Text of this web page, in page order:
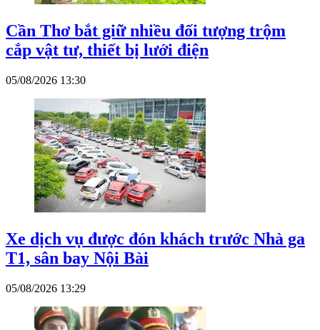
Cần Thơ bắt giữ nhiều đối tượng trộm
cắp vật tư, thiết bị lưới điện
05/08/2026 13:30
Xe dịch vụ được đón khách trước Nhà ga
T1, sân bay Nội Bài
05/08/2026 13:29